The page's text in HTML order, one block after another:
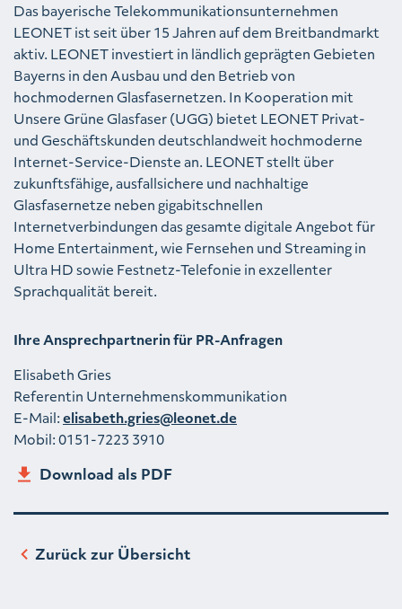
Das bayerische Telekommunikationsunternehmen
LEONET ist seit über 15 Jahren auf dem Breitbandmarkt
aktiv. LEONET investiert in ländlich geprägten Gebieten
Bayerns in den Ausbau und den Betrieb von
hochmodernen Glasfasernetzen. In Kooperation mit
Unsere Grüne Glasfaser (UGG) bietet LEONET Privat-
und Geschäftskunden deutschlandweit hochmoderne
Internet-Service-Dienste an. LEONET stellt über
zukunftsfähige, ausfallsichere und nachhaltige
Glasfasernetze neben gigabitschnellen
Internetverbindungen das gesamte digitale Angebot für
Home Entertainment, wie Fernsehen und Streaming in
Ultra HD sowie Festnetz-Telefonie in exzellenter
Sprachqualität bereit.
Ihre Ansprechpartnerin für PR-Anfragen
Elisabeth Gries
Referentin Unternehmenskommunikation
E-Mail:elisabeth.gries@leonet.de
Mobil: 0151-7223 3910
Download als PDF
Zurück zur Übersicht